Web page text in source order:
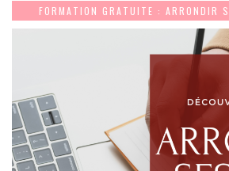
FORMATION GRATUITE : ARRONDIR